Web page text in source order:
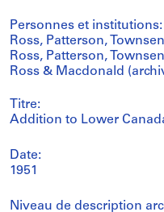
Personnes et institutions:
Ross, Patterson,
Ross, Patterson,
Ross & Macdonald
Titre:
Addition to Lower
Date:
1951
Niveau de description